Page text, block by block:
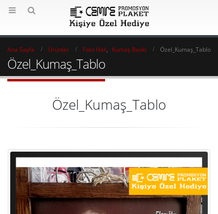
Ana Sayfa Ürünler Foto Halı Kumaş Baskı Özel_Kumaş_Tablo
Özel_Kumaş_Tablo
Özel_Kumaş_Tablo